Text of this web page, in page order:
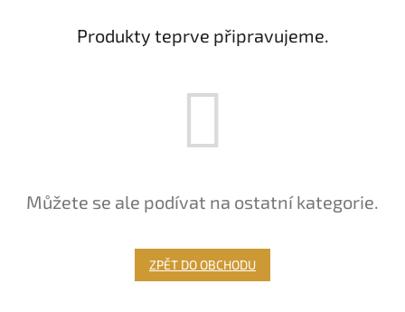
Produkty teprve připravujeme.
Můžete se ale podívat na ostatní kategorie.
ZPĚT DO OBCHODU